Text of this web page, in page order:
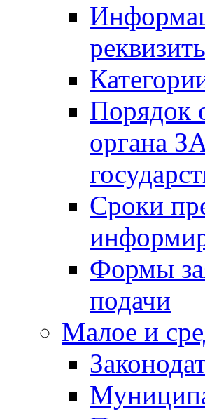
Порядок
органа
Сроки
Формы
подачи
Малое и